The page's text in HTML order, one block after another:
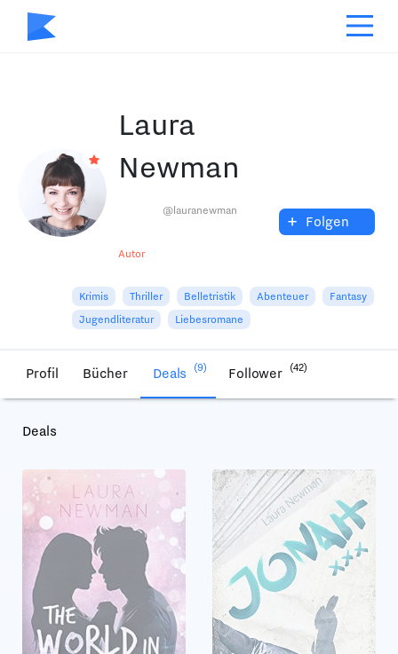
Laura
Newman
Autor
@lauranewman + Folgen
Krimis Thriller Belletristik Abenteuer
Fantasy
Jugendliteratur
Liebesromane
Profil Bücher Deals (9) Follower (42)
Deals